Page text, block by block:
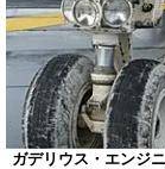
ガデリウス・エンジ